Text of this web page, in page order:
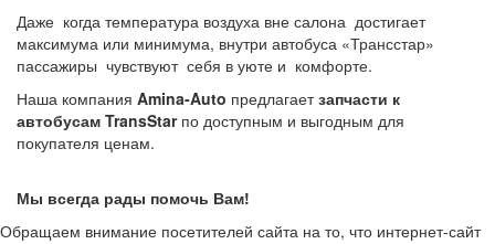
Даже когда температура воздуха вне салона достигает
максимума или минимума, внутри автобуса «Трансстар»
пассажиры чувствуют себя в уюте и комфорте.
Наша компания Amina-Auto предлагаетзапчасти к
автобусам TransStarпо доступным и выгодным для
покупателя ценам.
Мы всегда рады помочь Вам!
Обращаем внимание посетителей сайта на то, что интернет-сайт